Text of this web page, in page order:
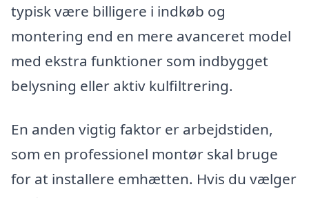
typisk være billigere i indkøb og
montering end en mere avanceret model
med ekstra funktioner som indbygget
belysning eller aktiv kulfiltrering.
En anden vigtig faktor er arbejdstiden,
som en professionel montør skal bruge
for at installere emhætten. Hvis du vælger